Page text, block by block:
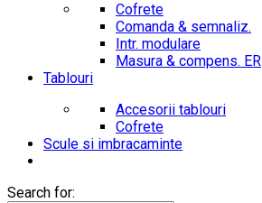
Cofrete
Comanda & semnaliz.
Intr. modulare
Masura & compens. ER
Tablouri
Accesorii tablouri
Cofrete
Scule si imbracaminte
Search for: